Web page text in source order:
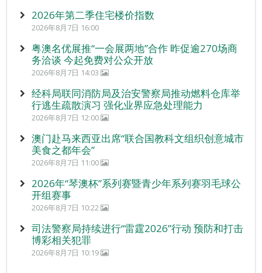
2026年第二季住宅楼价指数
2026年8月7日 16:00
粤澳名优展推“一会展两地”合作 昨促逾270场商
务洽谈 今起免费对公众开放
2026年8月7日 14:03
经科局联同消防局及治安警察局推动燃料仓库举
行逃生疏散演习 强化业界应急处理能力
2026年8月7日 12:00
澳门赴马来西亚出席“联合国教科文组织创意城市
美食之都年会”
2026年8月7日 11:00
2026年“琴澳杯”系列赛暨青少年系列赛羽毛球公
开组赛事
2026年8月7日 10:22
司法警察局持续进行“雷霆2026”行动 预防和打击
博彩相关犯罪
2026年8月7日 10:19